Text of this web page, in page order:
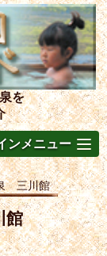
を
ンメニュー
泉 三川館
館